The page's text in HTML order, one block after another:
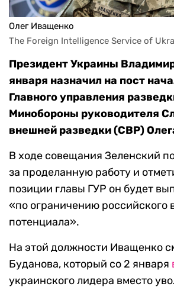
Олег Иващенко
The Foreign Intelligence Service of
Президент Украины
января назначил на пост
Главного управления
Минобороны руководителя
внешней разведки (СВР)
В ходе совещания Зеленский
за проделанную работу и
позиции главы ГУР он будет
«по ограничению российского
потенциала».
На этой должности Иващенко
Буданова, который со 2 января
украинского лидера вместо